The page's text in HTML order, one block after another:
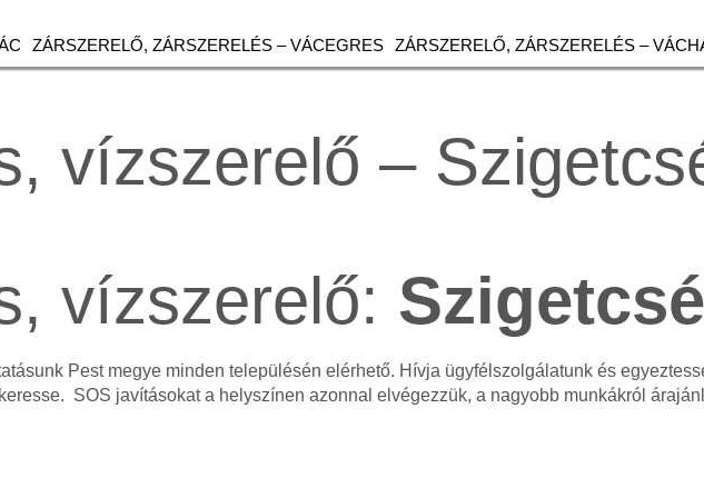
ZÁRSZERELŐ, ZÁRSZERELÉS – VÁCEGRES ZÁRSZERELŐ, ZÁRSZERELÉS –
vízszerelő –
vízszerelő:
Pest megye minden településén elérhető. Hívja ügyfélszolgálatunk és
SOS javításokat a helyszínen azonnal elvégezzük, a nagyobb munkákról